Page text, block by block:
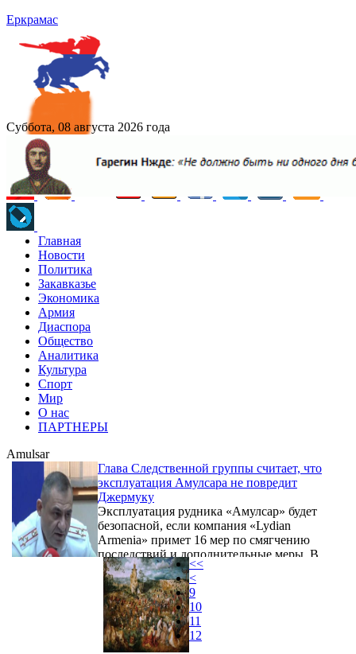
Еркрамас
Суббота, 08 августа 2026 года
Главная
Новости
Политика
Закавказье
Экономика
Армия
Диаспора
Общество
Аналитика
Культура
Спорт
Мир
О нас
ПАРТНЕРЫ
Amulsar
Глава Следственной группы считает, что
эксплуатация Амулсара не повредит
Джермуку
Эксплуатация рудника «Амулсар» будет
безопасной, если компания «Lydian
Armenia» примет 16 мер по смягчению
последствий и дополнительные меры. В
этом случае экологические риски будут
вполне контролируемыми. Об этом на
встрече с журналистами 26 августа заявил
глава Следственной группы по
Амулсарскому делу Юра Иванян.
<<
<
9
10
11
12